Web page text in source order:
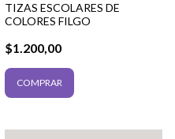
TIZAS ESCOLARES DE
COLORES FILGO
$1.200,00